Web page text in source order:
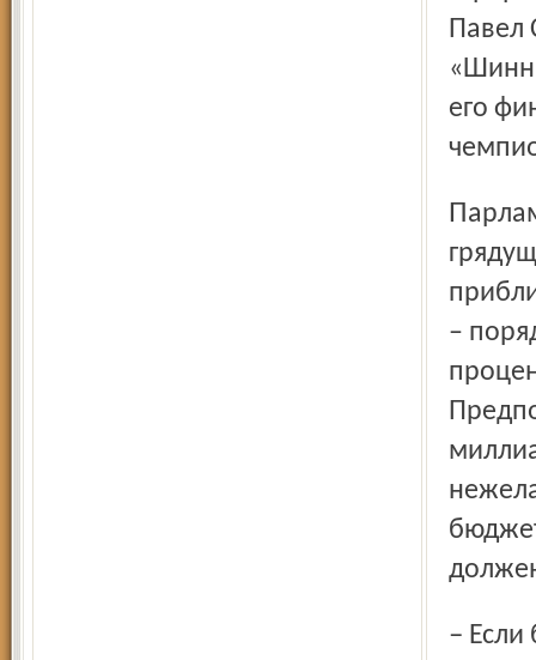
Павел
его
Парламентарии спросили губернатора, что чемпионат
–
– Если будет чемпионат, всем достанется работы, –